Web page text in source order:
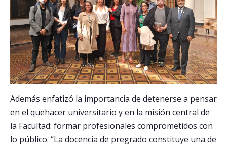
Además enfatizó la importancia de detenerse a pensar
en el quehacer universitario y en la misión central de
la Facultad: formar profesionales comprometidos con
lo público. “La docencia de pregrado constituye una de